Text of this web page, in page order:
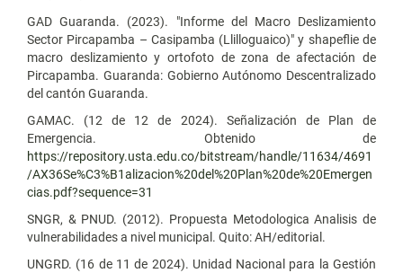
GAD Guaranda. (2023). "Informe del Macro Deslizamiento
Sector Pircapamba – Casipamba (Llilloguaico)" y shapeflie de
macro deslizamiento y ortofoto de zona de afectación de
Pircapamba. Guaranda: Gobierno Autónomo Descentralizado
del cantón Guaranda.
GAMAC. (12 de 12 de 2024). Señalización de Plan de
Emergencia. Obtenido de
https://repository.usta.edu.co/bitstream/handle/11634/4691
/AX36Se%C3%B1alizacion%20del%20Plan%20de%20Emergen
cias.pdf?sequence=31
SNGR, & PNUD. (2012). Propuesta Metodologica Analisis de
vulnerabilidades a nivel municipal. Quito: AH/editorial.
UNGRD. (16 de 11 de 2024). Unidad Nacional para la Gestión